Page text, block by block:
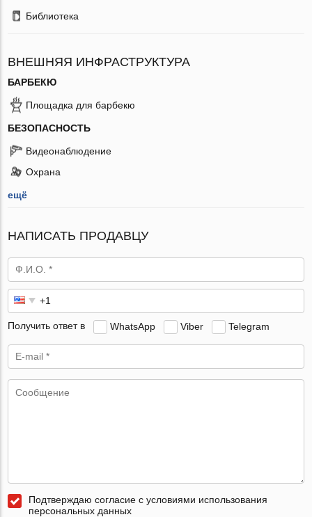
Библиотека
ВНЕШНЯЯ ИНФРАСТРУКТУРА
БАРБЕКЮ
Площадка для барбекю
БЕЗОПАСНОСТЬ
Видеонаблюдение
Охрана
ещё
НАПИСАТЬ ПРОДАВЦУ
Получить ответ в WhatsApp Viber Telegram
Подтверждаю согласие с условиями использования
персональных данных